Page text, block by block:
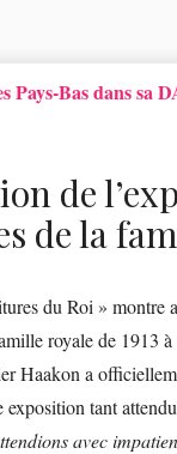
Pays-Bas dans sa
de
de la
du Roi » montre
royale de 1913
Haakon a
exposition tant
avec